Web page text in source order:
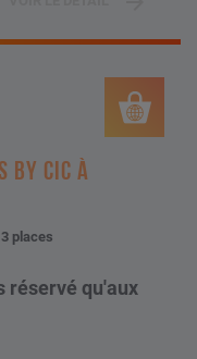
BY CIC À
places
réservé qu'aux